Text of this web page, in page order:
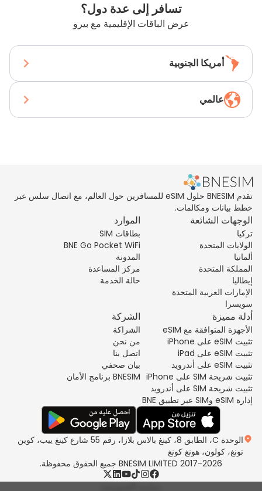
تسافر إلى عدة دول؟
عرض الباقات الإقليمية مع بيرو
أمريكا الجنوبية
عالمي
تقدم BNESIM حلول eSIM للمسافرين حول العالم، مع اتصال سلس عبر
خطط بيانات ومكالمات.
الوجهات الشائعة
تركيا
الولايات المتحدة
ألمانيا
المملكة المتحدة
إيطاليا
الإمارات العربية المتحدة
سويسرا
الموارد
بطاقات SIM
BNE Go Pocket WiFi
المدونة
مركز المساعدة
حالة الخدمة
أدلة مميزة
الأجهزة المتوافقة مع eSIM
تثبيت eSIM على iPhone
تثبيت eSIM على iPad
تثبيت eSIM على أندرويد
تثبيت شريحة SIM على iPhone
تثبيت شريحة SIM على أندرويد
إدارة eSIM وSIM عبر تطبيق BNE
الشركة
الشراكة
من نحن
اتصل بنا
بيان صحفي
BNESIM برنامج الأمان
الوحدة C، الطابق 8، كينغ بالاس بلازا، رقم 55 شارع كينغ ييب، كوين
تونغ، كولون، هونغ كونغ
2017-2026 BNESIM LIMITED جميع الحقوق محفوظة.